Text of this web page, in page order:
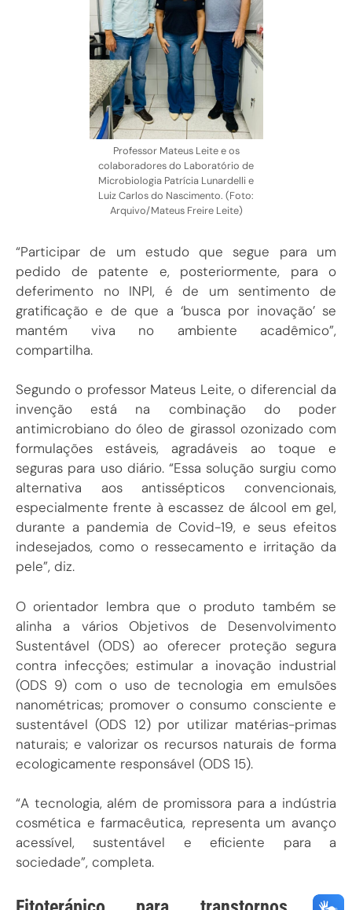
Professor Mateus Leite e os
colaboradores do Laboratório de
Microbiologia Patrícia Lunardelli e
Luiz Carlos do Nascimento. (Foto:
Arquivo/Mateus Freire Leite)
“Participar de um estudo que segue para um
pedido de patente e, posteriormente, para o
deferimento no INPI, é de um sentimento de
gratificação e de que a ‘busca por inovação’ se
mantém viva no ambiente acadêmico”,
compartilha.
Segundo o professor Mateus Leite, o diferencial da
invenção está na combinação do poder
antimicrobiano do óleo de girassol ozonizado com
formulações estáveis, agradáveis ao toque e
seguras para uso diário. “Essa solução surgiu como
alternativa aos antissépticos convencionais,
especialmente frente à escassez de álcool em gel,
durante a pandemia de Covid-19, e seus efeitos
indesejados, como o ressecamento e irritação da
pele”, diz.
O orientador lembra que o produto também se
alinha a vários Objetivos de Desenvolvimento
Sustentável (ODS) ao oferecer proteção segura
contra infecções; estimular a inovação industrial
(ODS 9) com o uso de tecnologia em emulsões
nanométricas; promover o consumo consciente e
sustentável (ODS 12) por utilizar matérias-primas
naturais; e valorizar os recursos naturais de forma
ecologicamente responsável (ODS 15).
“A tecnologia, além de promissora para a indústria
cosmética e farmacêutica, representa um avanço
acessível, sustentável e eficiente para a
sociedade”, completa.